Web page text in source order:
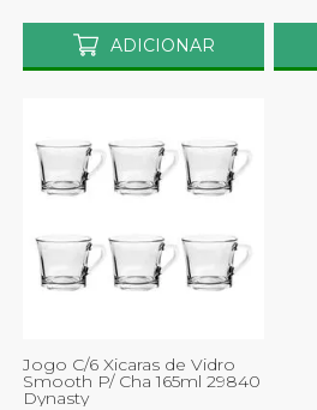
ADICIONAR
Jogo C/6 Xicaras de Vidro
Smooth P/ Cha 165ml 29840
Dynasty